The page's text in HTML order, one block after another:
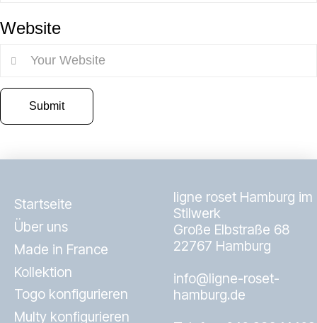
Website
Startseite
Über uns
Made in France
Kollektion
Togo konfigurieren
Multy konfigurieren
ligne roset Hamburg im
Stilwerk
Große Elbstraße 68
22767 Hamburg
info@ligne-roset-
hamburg.de